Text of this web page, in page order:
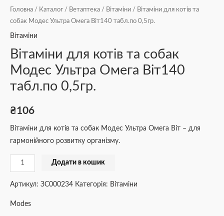
Головна / Каталог / Ветаптека / Вітаміни / Вітаміни для котів та
собак Модес Ультра Омега Віт140 табл.по 0,5гр.
Вітаміни
Вітаміни для котів та собак
Модес Ультра Омега Віт140
табл.по 0,5гр.
₴106
Вітаміни для котів та собак Модес Ультра Омега Віт – для
гармонійного розвитку організму.
Додати в кошик
Артикул: ЗС000234 Категорія: Вітаміни
Modes